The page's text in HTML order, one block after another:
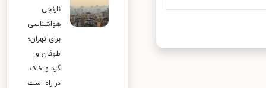
نارنجی
هواشناسی
برای تهران؛
طوفان و
گرد و خاک
در راه است